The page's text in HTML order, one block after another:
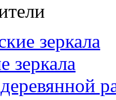
зеркала
зеркала